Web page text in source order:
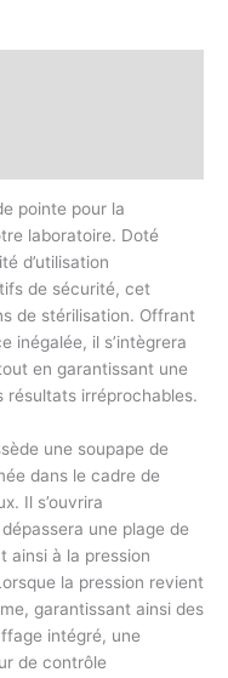
pointe pour la
laboratoire. Doté
d’utilisation
de sécurité, cet
de stérilisation. Offrant
inégalée, il s’intègrera
en garantissant une
résultats irréprochables.
une soupape de
dans le cadre de
Il s’ouvrira
une plage de
ainsi à la pression
la pression revient
garantissant ainsi des
intégré, une
de contrôle